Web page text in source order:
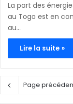
La part des
au Togo est en
au…
Lire la suite »
Page